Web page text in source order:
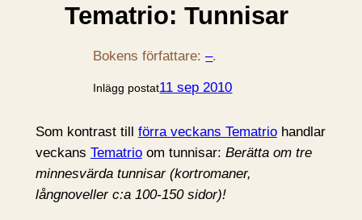
Tematrio: Tunnisar
Bokens författare:–.
Inlägg postat11 sep 2010
Som kontrast till förra veckans Tematriohandlar
veckans Tematrioom tunnisar: Berätta om tre
minnesvärda tunnisar (kortromaner,
långnoveller c:a 100-150 sidor)!